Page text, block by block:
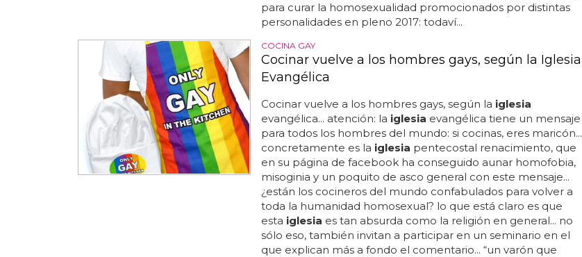
para curar la homosexualidad promocionados por distintas
personalidades en pleno 2017: todaví...
COCINA GAY
Cocinar vuelve a los hombres gays, según la Iglesia
Evangélica
Cocinar vuelve a los hombres gays, según la iglesia
evangélica... atención: la iglesia evangélica tiene un mensaje
para todos los hombres del mundo: si cocinas, eres maricón...
concretamente es la iglesia pentecostal renacimiento, que
en su página de facebook ha conseguido aunar homofobia,
misoginia y un poquito de asco general con este mensaje...
¿están los cocineros del mundo confabulados para volver a
toda la humanidad homosexual? lo que está claro es que
esta iglesia es tan absurda como la religión en general... no
sólo eso, también invitan a participar en un seminario en el
que explican más a fondo el comentario... “un varón que